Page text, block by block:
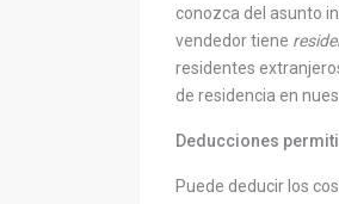
conozca del asunto
vendedor tiene
residentes
de residencia en
Deducciones
Puede deducir los